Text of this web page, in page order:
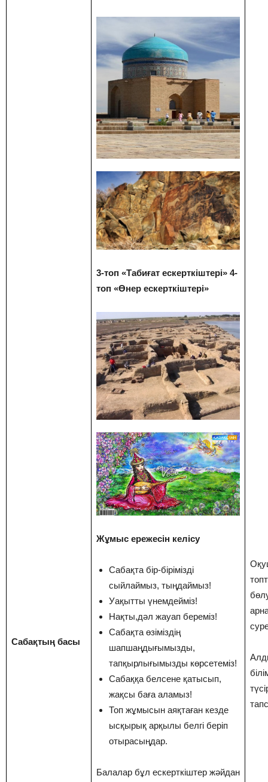
Сабақтың басы
3-топ «Табиғат ескерткіштері» 4-
топ «Өнер ескерткіштері»
Жұмыс ережесін келісу
Сабақта бір-бірімізді
сыйлаймыз, тыңдаймыз!
Уақытты үнемдейміз!
Нақты,дәл жауап береміз!
Сабақта өзіміздің
шапшаңдығымызды,
тапқырлығымызды көрсетеміз!
Сабаққа белсене қатысып,
жақсы баға аламыз!
Топ жұмысын аяқтаған кезде
ысқырық арқылы белгі беріп
отырасыңдар.
Балалар бұл ескерткіштер жәйдан